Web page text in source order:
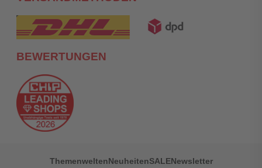
BEWERTUNGEN
ThemenweltenNeuheitenSALENewsletter